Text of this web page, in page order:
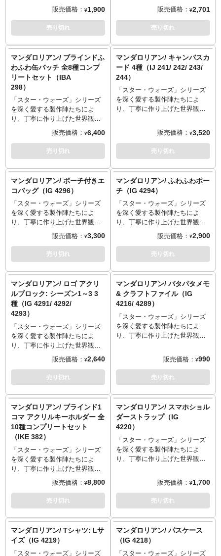
サドルと手綱も付属し、背中に
ディン・ジャリンを乗せること
が可能です。
くのファンを魅了しているスピ
ンオフドラマ『マンダロリア
ン』から実用性の高いグッズが
続々と登場！こちらは、マンド
ーホールダー。ロケットを開く
と中には愛らしいマンドーとグ
ローグーの姿が！裏面にもマン
ダロリアンのマークと「THIS IS
THE WAY」の文字がデザインさ
れています。
販売価格： ¥1,900
売り切れ
ストーリーによって世界中の多
くのファンを魅了しているスピ
ンオフドラマ『マンダロリア
ン』から実用性の高いグッズが
トなカラーが素敵なアクリルキ
ーホルダー。
販売価格： ¥2,701
売り切れ
マンダロリアン/ ブラインドふ
わふわ缶バッチ 全8種コンプ
リートセット（IBA
298）
「スター・ウォーズ」シリーズ
を深く愛する製作陣たちによ
り、丁寧に作り上げた世界観と
ストーリーによって世界中の多
くのファンを魅了しているスピ
ンオフドラマ『マンダロリア
ン』から実用性の高いグッズが
ワッと素材の缶バッチ。通常は
ブラインド形式ですが、こちら
は全8種のコンプリートセットに
なっています。
販売価格： ¥6,400
売り切れ
マンダロリアン/ キャンバスカ
ード 4種（IJ 241/ 242/ 243/
244）
「スター・ウォーズ」シリーズ
を深く愛する製作陣たちによ
り、丁寧に作り上げた世界観と
くのファンを魅了しているスピ
ンオフドラマ『マンダロリア
ン』から実用性の高いグッズが
続々と登場！こちらは、凹凸の
中シーンがプリントされたキャ
ンバスカード4種。裏面には組み
立てて飾れる簡易スタンドも付
いているので気軽にディスプレ
イが可能です。
販売価格： ¥3,520
売り切れ
マンダロリアン/ ポーチ付きエ
コバッグ（IG 4296）
「スター・ウォーズ」シリーズ
を深く愛する製作陣たちによ
り、丁寧に作り上げた世界観と
ストーリーによって世界中の多
くのファンを魅了しているスピ
ンオフドラマ『マンダロリア
ン』から実用性の高いグッズが
続々と登場！こちらは、グロー
グーと一緒にお買い物やお出か
けに！？ポーチも付いたキュー
トなデザインのエコバッグ。
販売価格： ¥3,300
売り切れ
マンダロリアン/ ふわふわポー
チ（IG 4294）
「スター・ウォーズ」シリーズ
を深く愛する製作陣たちによ
り、丁寧に作り上げた世界観と
ストーリーによって世界中の多
くのファンを魅了しているスピ
ンオフドラマ『マンダロリア
ン』から実用性の高いグッズが
続々と登場！こちらは、シルバ
ーでフワッとした素材に、ボ＝
カターン、マンドー、アーマラ
ーのヘルメット共に「THIS IS
THE WAY」の文字が添えられた
メイクポーチにもぴったりなア
イテム。我らが道！
販売価格： ¥2,900
売り切れ
マンダロリアン/ ロゴ アクリ
ルブロック: シーズン1～3 3
種（IG 4291/ 4292/
4293）
「スター・ウォーズ」シリーズ
を深く愛する製作陣たちによ
り、丁寧に作り上げた世界観と
ストーリーによって世界中の多
くのファンを魅了しているスピ
ンオフドラマ『マンダロリア
ン』から実用性の高いグッズが
ン1～3それぞれのロゴのアクリ
ルブロック。ロゴだけでディス
プレイしても、フィギュアと共
にディスプレイしても映えるア
イテム。
販売価格： ¥2,640
売り切れ
マンダロリアン/ パタパタメモ
& クラフトファイル（IG
4216/ 4289）
「スター・ウォーズ」シリーズ
を深く愛する製作陣たちによ
り、丁寧に作り上げた世界観と
ンオフドラマ『マンダロリア
ン』から実用性の高いグッズが
続々と登場！こちらは、
しめるパタパタメモとヴィンテ
ージな風合いがお洒落なクラフ
トファイル。
販売価格： ¥990
売り切れ
マンダロリアン/ ブラインド1
コマ アクリルキーホルダー 全
10種コンプリートセット
（IKE 382）
「スター・ウォーズ」シリーズ
を深く愛する製作陣たちによ
り、丁寧に作り上げた世界観と
ストーリーによって世界中の多
くのファンを魅了しているスピ
ンオフドラマ『マンダロリア
ン』から実用性の高いグッズが
MANGAテイスト1コマを切り取
ったアクリルキーホルダー。通
常はブラインド形式ですが、こ
販売価格： ¥8,800
売り切れ
マンダロリアン/ スマホショル
ダーストラップ（IG
4220）
「スター・ウォーズ」シリーズ
を深く愛する製作陣たちによ
り、丁寧に作り上げた世界観と
ンオフドラマ『マンダロリア
ン』から実用性の高いグッズが
続々と登場！こちらは、大切な
げられるスマホショルダースト
ラップ。
販売価格： ¥1,700
売り切れ
マンダロリアン/ Tシャツ: Lサ
イズ（IG 4219）
「スター・ウォーズ」シリーズ
マンダロリアン/ パスケース
（IG 4218）
「スター・ウォーズ」シリーズ